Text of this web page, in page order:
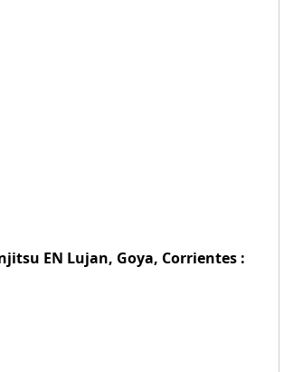
EN Lujan, Goya, Corrientes :